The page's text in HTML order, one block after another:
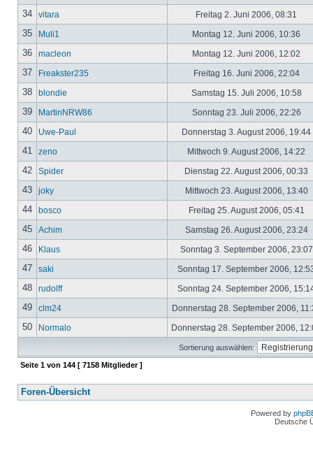
34 vitara Freitag 2. Juni 2006, 08:31
35 Muli1 Montag 12. Juni 2006, 10:36
36 macleon Montag 12. Juni 2006, 12:02
37 Freakster235 Freitag 16. Juni 2006, 22:04
38 blondie Samstag 15. Juli 2006, 10:58
39 MartinNRW86 Sonntag 23. Juli 2006, 22:26
40 Uwe-Paul Donnerstag 3. August 2006, 19:44
41 zeno Mittwoch 9. August 2006, 14:22
42 Spider Dienstag 22. August 2006, 00:33
43 joky Mittwoch 23. August 2006, 13:40
44 bosco Freitag 25. August 2006, 05:41
45 Achim Samstag 26. August 2006, 23:24
46 Klaus Sonntag 3. September 2006,
47 saki Sonntag 17. September 2006,
48 rudolff Sonntag 24. September 2006,
49 clm24 Donnerstag 28. September 2006,
50 Normalo Donnerstag 28. September 2006,
Sortierung auswählen:
Seite 1 von 144 [ 7158 Mitglieder ]
Foren-Übersicht
Powered by
Deutsche